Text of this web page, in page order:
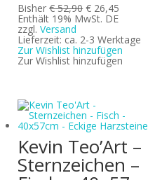
Bisher €52,90Ursprünglicher
Preis
€ 52,90
€ 26,45
€ 26,45.
Enthält 19% MwSt. DE
zzgl.Versand
Lieferzeit: ca. 2-3 Werktage
Zur Wishlist hinzufügen
Zur Wishlist hinzufügen
Kevin Teo’Art –
Sternzeichen –